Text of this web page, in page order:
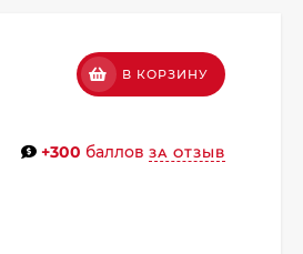
В КОРЗИНУ
+300 баллов ЗА ОТЗЫВ